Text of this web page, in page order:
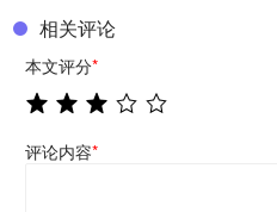
相关评论
本文评分*
评论内容*